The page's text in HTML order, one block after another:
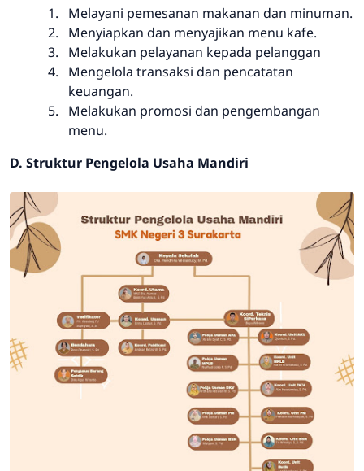
Melayani pemesanan makanan dan minuman.
Menyiapkan dan menyajikan menu kafe.
Melakukan pelayanan kepada pelanggan
Mengelola transaksi dan pencatatan
keuangan.
Melakukan promosi dan pengembangan
menu.
D. Struktur Pengelola Usaha Mandiri